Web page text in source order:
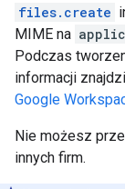
files.create
MIME na
Podczas
informacji
Google
Nie możesz
innych firm.